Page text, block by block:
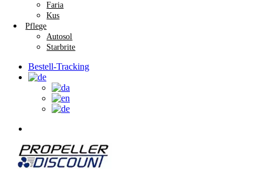
Faria
Kus
Pflege
Autosol
Starbrite
Bestell-Tracking